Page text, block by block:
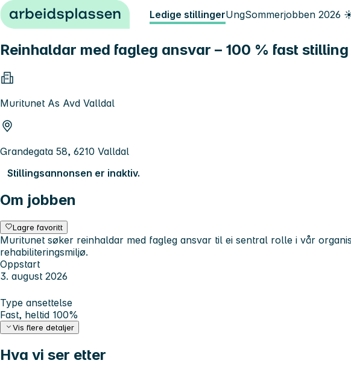
Hopp til innhold Ledige stillingerUngSommerjobben 2026
Reinhaldar med fagleg ansvar – 100 % fast
Muritunet As Avd Valldal
Grandegata 58, 6210 Valldal
Stillingsannonsen er inaktiv.
Om jobben
Lagre favoritt
Muritunet søker reinhaldar med fagleg ansvar til ei sentral rolle i vår
rehabiliteringsmiljø.
Oppstart
3. august 2026
Type ansettelse
Fast, heltid 100%
Vis flere detaljer
Hva vi ser etter